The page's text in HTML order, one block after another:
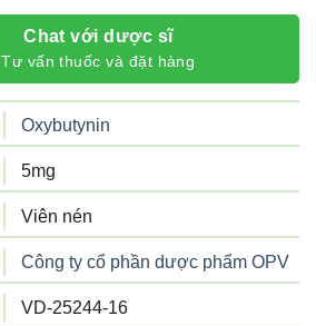
Chat với dược sĩ
Tư vấn thuốc và đặt hàng
Oxybutynin
5mg
Viên nén
Công ty cổ phần dược phẩm OPV
VD-25244-16